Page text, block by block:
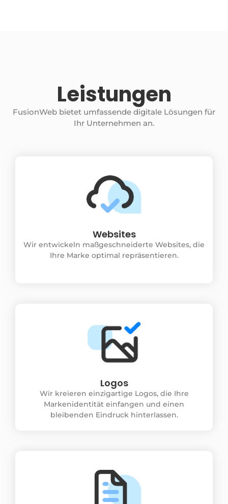
Leistungen
FusionWeb bietet umfassende digitale Lösungen für
Ihr Unternehmen an.
Websites
Wir entwickeln maßgeschneiderte Websites, die
Ihre Marke optimal repräsentieren.
Logos
Wir kreieren einzigartige Logos, die Ihre
Markenidentität einfangen und einen
bleibenden Eindruck hinterlassen.